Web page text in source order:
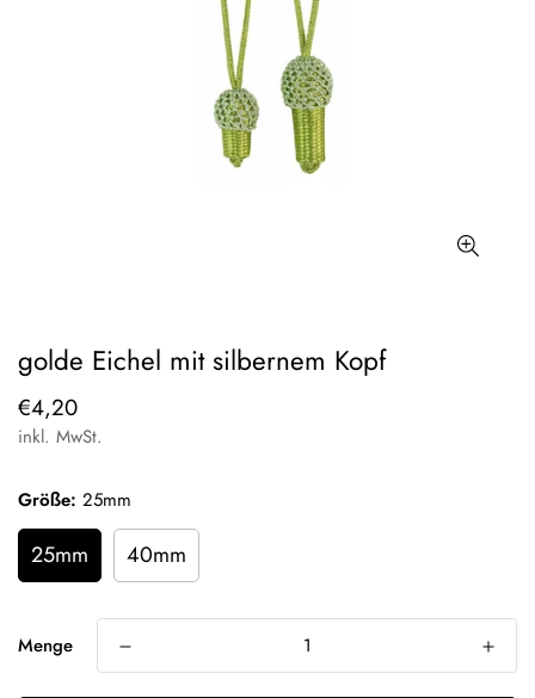
golde Eichel mit silbernem Kopf
Regulärer
Preis
€4,20
inkl. MwSt.
Größe: 25mm
25mm 40mm
Menge